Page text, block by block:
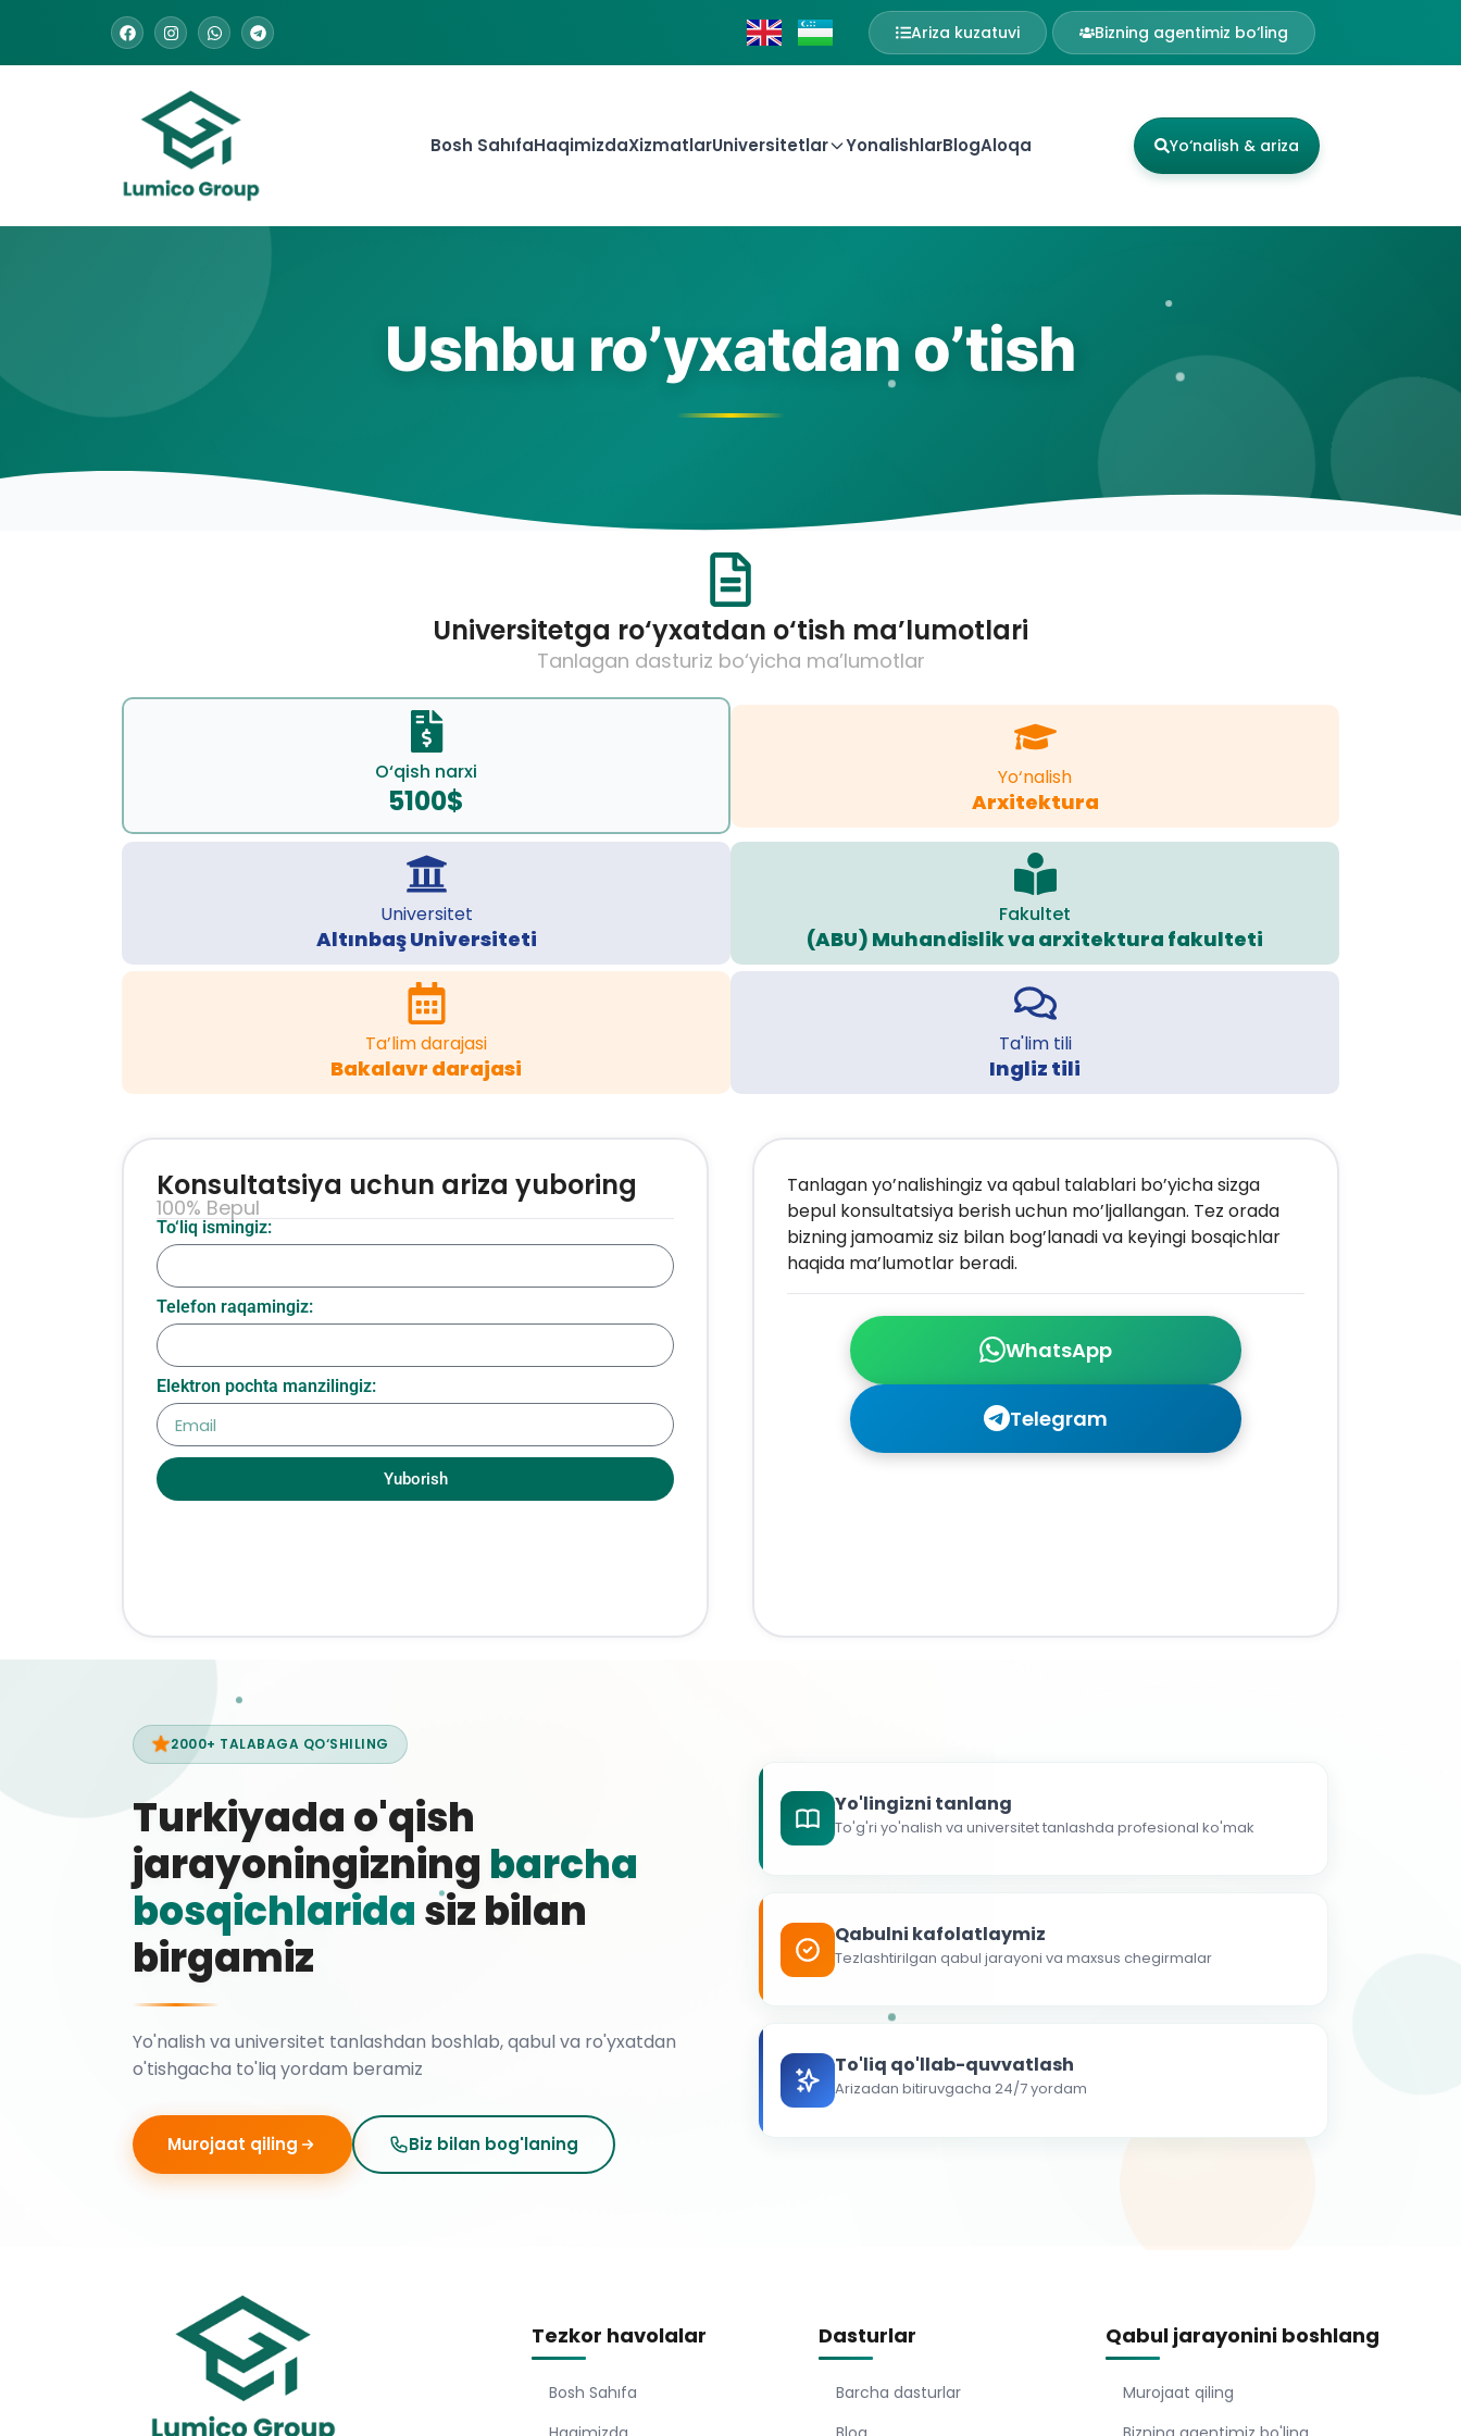
Ariza kuzatuvi Bizning agentimiz bo‘ling
Bosh SahıfaHaqimizdaXizmatlarUniversitetlar YonalishlarBlogAloqa Yo‘nalish & ariza
Ushbu ro’yxatdan o’tish
Universitetga ro‘yxatdan o‘tish ma’lumotlari
Tanlagan dasturiz bo‘yicha ma’lumotlar
O‘qish narxi
5100$
Yo‘nalish
Arxitektura
Universitet
Altınbaş Universiteti
Fakultet
(ABU) Muhandislik va arxitektura fakulteti
Ta’lim darajasi
Bakalavr darajasi
Ta'lim tili
Ingliz tili
WhatsApp
Telegram
Tanlagan yo’nalishingiz va qabul talablari bo’yicha sizga
bepul konsultatsiya berish uchun mo’ljallangan. Tez orada
bizning jamoamiz siz bilan bog’lanadi va keyingi bosqichlar
haqida ma’lumotlar beradi.
To‘liq ismingiz:
Telefon raqamingiz:
Elektron pochta manzilingiz:
Yuborish
Konsultatsiya uchun ariza yuboring
100% Bepul
2000+ TALABAGA QO‘SHILING
Turkiyada o'qish
jarayoningizning barcha
bosqichlaridasiz bilan
birgamiz
Yo'nalish va universitet tanlashdan boshlab, qabul va ro'yxatdan
o'tishgacha to'liq yordam beramiz
Murojaat qiling Biz bilan bog'laning
Yo'lingizni tanlang
To'g'ri yo'nalish va universitet tanlashda profesional ko'mak
Qabulni kafolatlaymiz
Tezlashtirilgan qabul jarayoni va maxsus chegirmalar
To'liq qo'llab-quvvatlash
Arizadan bitiruvgacha 24/7 yordam
Tezkor havolalar
Bosh Sahıfa
Dasturlar
Barcha dasturlar
Qabul jarayonini boshlang
Murojaat qiling